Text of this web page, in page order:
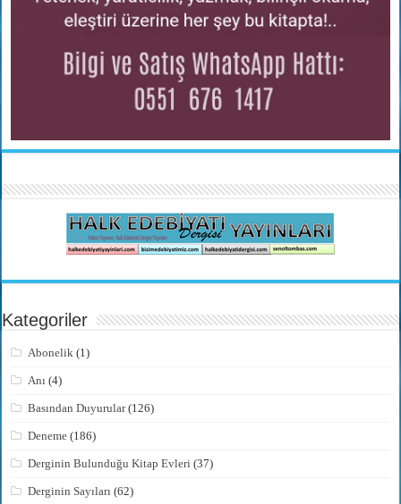
Kategoriler
Abonelik (1)
Anı (4)
Basından Duyurular(126)
Deneme (186)
Derginin Bulunduğu Kitap Evleri (37)
Derginin Sayıları (62)